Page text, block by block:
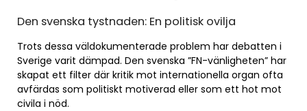
Den svenska tystnaden: En politisk ovilja
Trots dessa väldokumenterade problem har debatten i
Sverige varit dämpad. Den svenska ”FN-vänligheten” har
skapat ett filter där kritik mot internationella organ ofta
avfärdas som politiskt motiverad eller som ett hot mot
civila i nöd.